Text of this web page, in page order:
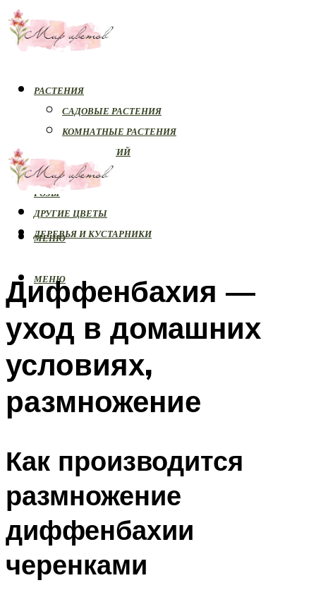
РАСТЕНИЯ
САДОВЫЕ РАСТЕНИЯ
КОМНАТНЫЕ РАСТЕНИЯ
БОЛЕЗНИ РАСТЕНИЙ
ОРХИДЕИ
РОЗЫ
ДРУГИЕ ЦВЕТЫ
ДЕРЕВЬЯ И КУСТАРНИКИ
МЕНЮ
МЕНЮ
Диффенбахия —
уход в домашних
условиях,
размножение
Как производится
размножение
диффенбахии
черенками